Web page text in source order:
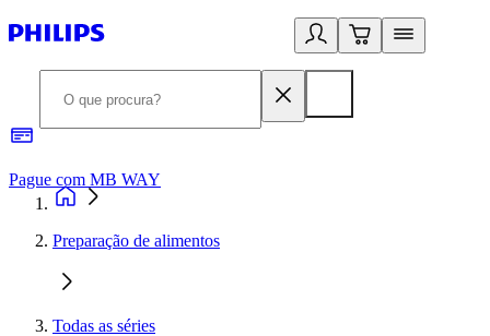
Pague com MB WAY
Preparação de alimentos
Todas as séries